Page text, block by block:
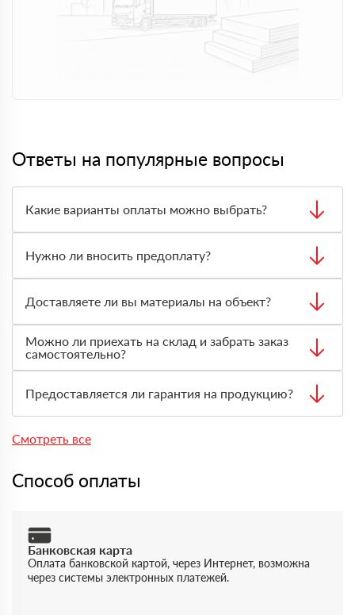
Ответы на популярные вопросы
Какие варианты оплаты можно выбрать?
или переводом на расчётный счёт. Подходящий способ
оплаты согласовывается с менеджером при оформлении
заказа.
Нужно ли вносить предоплату?
принимаете товар, проверяете количество и состояние
материала, затем оплачиваете заказ на месте.
Доставляете ли вы материалы на объект?
с учётом адреса, объёма заказа, типа материала и
необходимого транспорта.
Можно ли приехать на склад и забрать заказ
самостоятельно?
оформить заявку через менеджера, чтобы товар
подготовили к выдаче.
Предоставляется ли гарантия на продукцию?
запросу предоставляются документы, подтверждающие
Смотреть все
Способ оплаты
Банковская карта
Оплата банковской картой, через Интернет, возможна
через системы электронных платежей.